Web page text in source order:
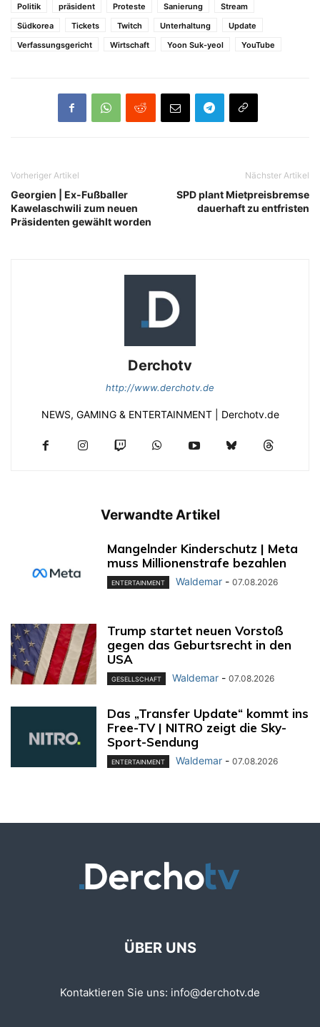
Politik
präsident Proteste Sanierung
Stream
Südkorea
Tickets Twitch Unterhaltung
Update
Verfassungsgericht
Wirtschaft Yoon Suk-yeol YouTube
Vorheriger Artikel
Georgien | Ex-Fußballer
Kawelaschwili zum neuen
Präsidenten gewählt worden
Nächster Artikel
SPD plant Mietpreisbremse
dauerhaft zu entfristen
Derchotv
http://www.derchotv.de
NEWS, GAMING & ENTERTAINMENT | Derchotv.de
Verwandte Artikel
Mangelnder Kinderschutz | Meta
muss Millionenstrafe bezahlen
ENTERTAINMENT Waldemar - 07.08.2026
Trump startet neuen Vorstoß
gegen das Geburtsrecht in den
USA
GESELLSCHAFT Waldemar - 07.08.2026
Das „Transfer Update“ kommt ins
Free-TV | NITRO zeigt die Sky-
Sport-Sendung
ENTERTAINMENT Waldemar - 07.08.2026
ÜBER UNS
Kontaktieren Sie uns: info@derchotv.de